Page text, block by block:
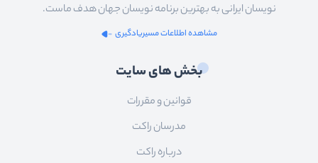
نویسان ایرانی به بهترین برنامه نویسان جهان هدف ماست.
مشاهده اطلاعات مسیریادگیری
بخش های سایت
قوانین و مقررات
مدرسان راکت
درباره راکت